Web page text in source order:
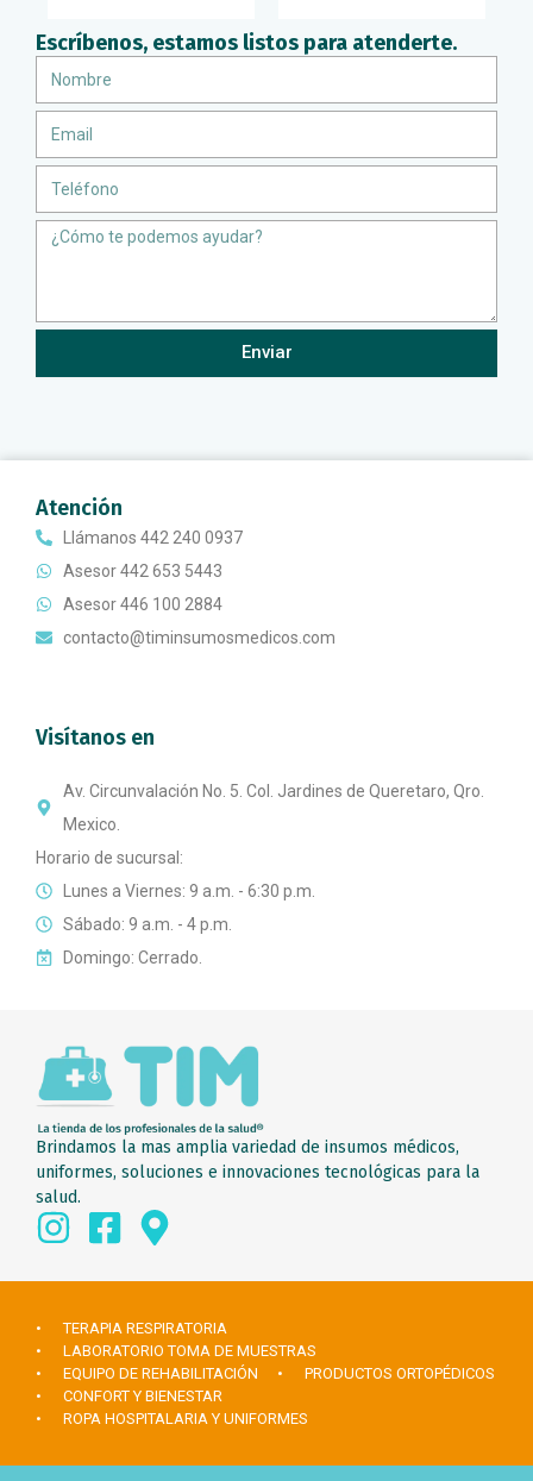
Escríbenos, estamos listos para atenderte.
Message
Enviar
Atención
Llámanos 442 240 0937
Asesor 442 653 5443
Asesor 446 100 2884
contacto@timinsumosmedicos.com
Visítanos en
Av. Circunvalación No. 5. Col. Jardines de Queretaro, Qro.
Mexico.
Horario de sucursal:
Lunes a Viernes: 9 a.m. - 6:30 p.m.
Sábado: 9 a.m. - 4 p.m.
Domingo: Cerrado.
Brindamos la mas amplia variedad de insumos médicos,
uniformes, soluciones e innovaciones tecnológicas para la
salud.
• TERAPIA RESPIRATORIA
• LABORATORIO TOMA DE MUESTRAS
• EQUIPO DE REHABILITACIÓN
• PRODUCTOS ORTOPÉDICOS
• CONFORT Y BIENESTAR
• ROPA HOSPITALARIA Y UNIFORMES